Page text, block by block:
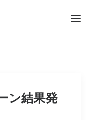
ン結果発